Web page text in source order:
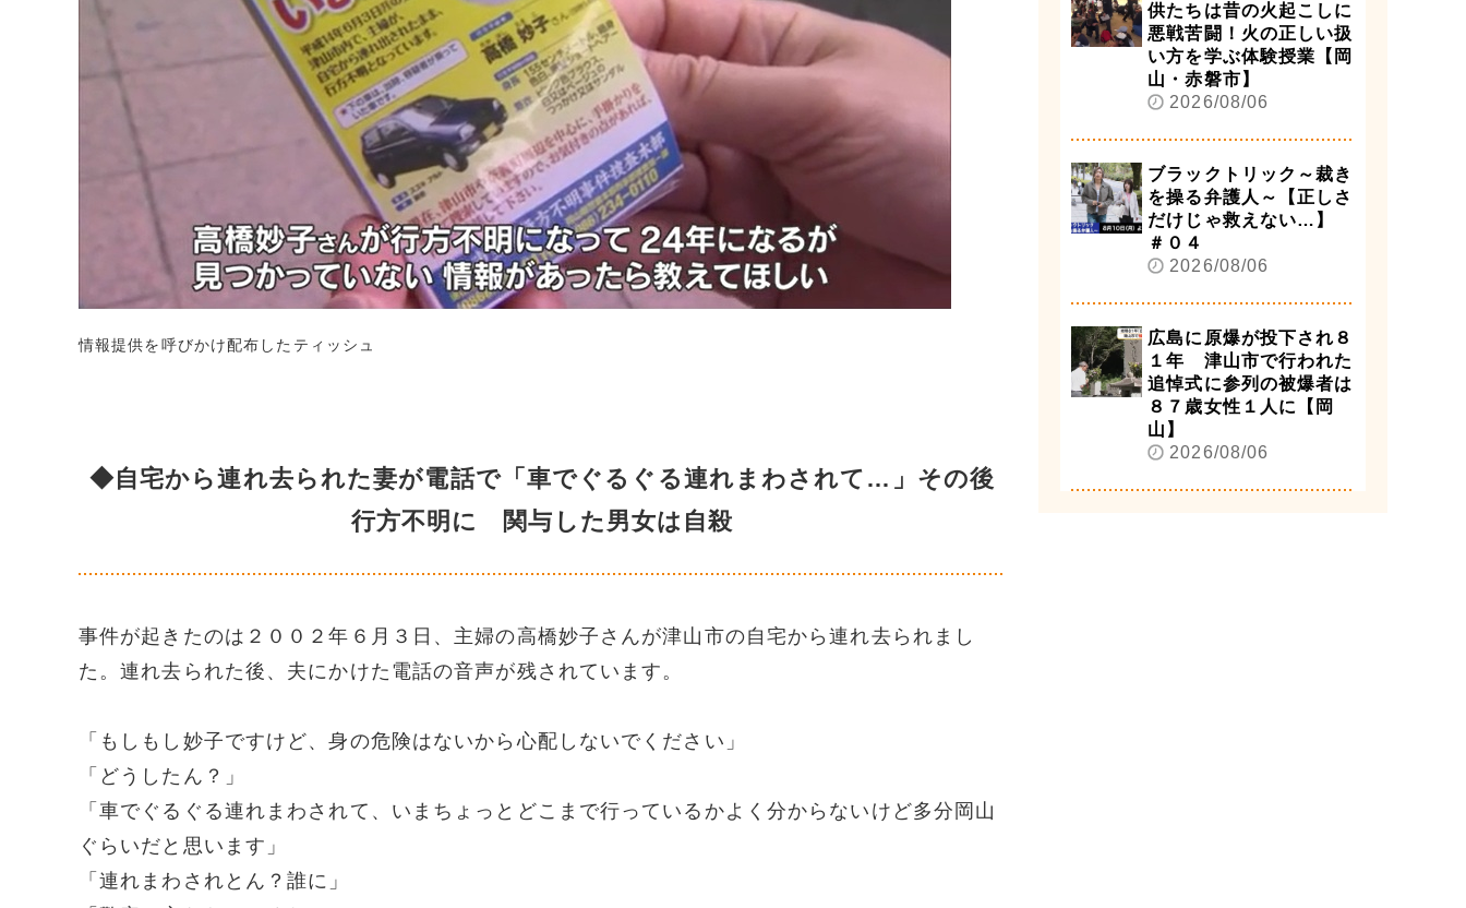
情報提供を呼びかけ配布したティッシュ
◆自宅から連れ去られた妻が電話で「車でぐるぐる連れまわされて…」その後
行方不明に 関与した男女は自殺
事件が起きたのは２００２年６月３日、主婦の高橋妙子さんが津山市の自宅から連れ去られまし
た。連れ去られた後、夫にかけた電話の音声が残されています。
「もしもし妙子ですけど、身の危険はないから心配しないでください」
「どうしたん？」
「車でぐるぐる連れまわされて、いまちょっとどこまで行っているかよく分からないけど多分岡山
ぐらいだと思います」
「連れまわされとん？誰に」
供たちは昔の火起こしに
悪戦苦闘！火の正しい扱
い方を学ぶ体験授業【岡
山・赤磐市】
2026/08/06
ブラックトリック～裁き
を操る弁護人～【正しさ
だけじゃ救えない…】
＃０４
2026/08/06
広島に原爆が投下され８
１年 津山市で行われた
追悼式に参列の被爆者は
８７歳女性１人に【岡
山】
2026/08/06